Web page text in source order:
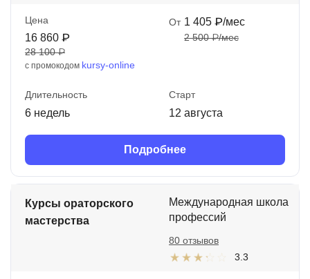
Цена
16 860 ₽
28 100 ₽
с промокодом kursy-online
От 1 405 ₽/мес
2 500 ₽/мес
Длительность
6 недель
Старт
12 августа
Подробнее
Курсы ораторского
мастерства
Международная школа
профессий
3.3
80 отзывов